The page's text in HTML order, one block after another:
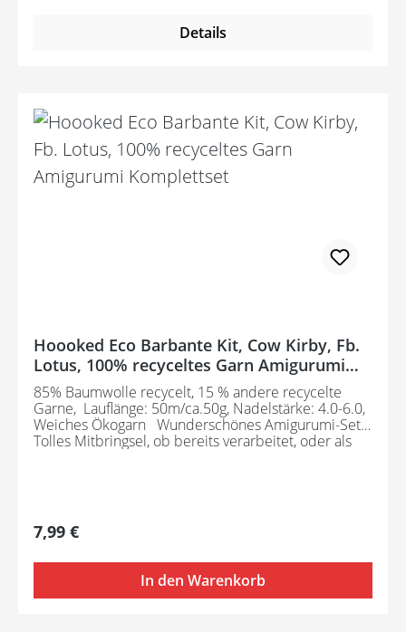
Details
Hoooked Eco Barbante Kit, Cow Kirby, Fb.
Lotus, 100% recyceltes Garn Amigurumi
Komplettset
85% Baumwolle recycelt, 15 % andere recycelte
Garne, Lauflänge: 50m/ca.50g, Nadelstärke: 4.0-6.0,
Weiches Ökogarn Wunderschönes Amigurumi-Set
Tolles Mitbringsel, ob bereits verarbeitet, oder als
Regulärer Preis:
7,99 €
In den Warenkorb